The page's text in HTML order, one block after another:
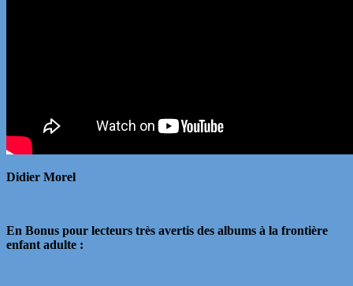
Didier Morel
En Bonus pour lecteurs très avertis des albums à la frontière
enfant adulte :